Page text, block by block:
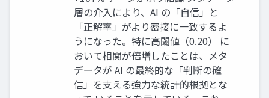
層の介入により、AI の「自信」と
「正解率」がより密接に一致するよ
うになった。特に高閾値（0.20） に
おいて相関が倍増したことは、メタ
データが AI の最終的な「判断の確
信」を支える強力な統計的根拠とな